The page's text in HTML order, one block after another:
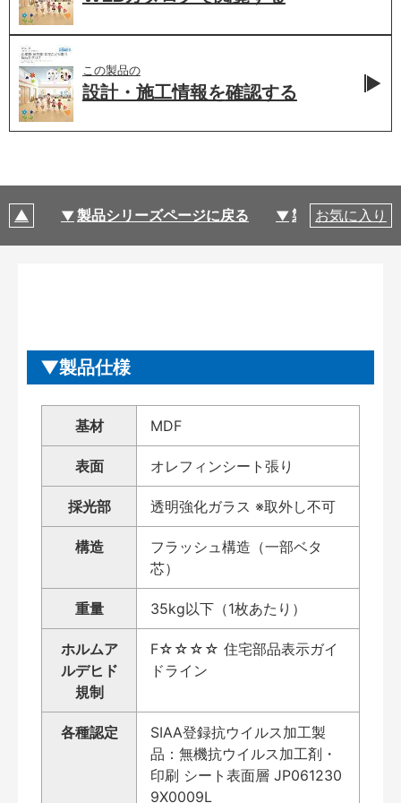
この製品の
設計・施工情報を確認する
製品シリーズページに戻る 製品仕様
お気に入り
製品仕様
基材 MDF
表面 オレフィンシート張り
採光部 透明強化ガラス ※取外し不可
構造
フラッシュ構造（一部ベタ
芯）
重量 35kg以下（1枚あたり）
ホルムア
ルデヒド
規制
F☆☆☆☆ 住宅部品表示ガイ
ドライン
各種認定
SIAA登録抗ウイルス加工製
品：無機抗ウイルス加工剤・
印刷 シート表面層 JP061230
9X0009L